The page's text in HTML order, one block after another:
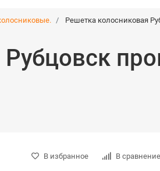
Решетка колосниковая
Рубцовск
В избранное В сравнение